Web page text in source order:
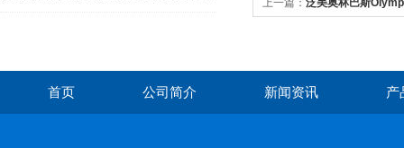
上一篇： 泛美奥林巴斯
首页 公司简介 新闻资讯 产